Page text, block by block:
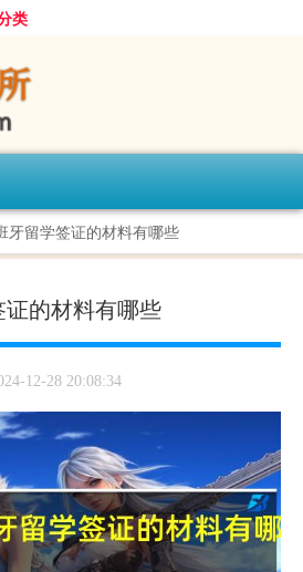
类
牙留学签证的材料有哪些
的材料有哪些
12-28 20:08:34